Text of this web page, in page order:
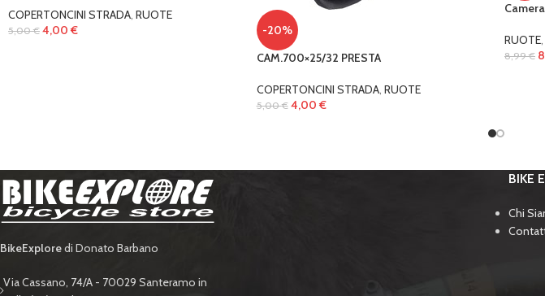
COPERTONCINI STRADA RUOTE
5,00€ 4,00 €
-20%
CAM.700×25/32 PRESTA
COPERTONCINI STRADA, RUOTE
5,00€ 4,00 €
RUOTE,
8,99€
BikeExploredi Donato Barbano
Via Cassano, 74/A - 70029 Santeramo in
BIKE
Chi